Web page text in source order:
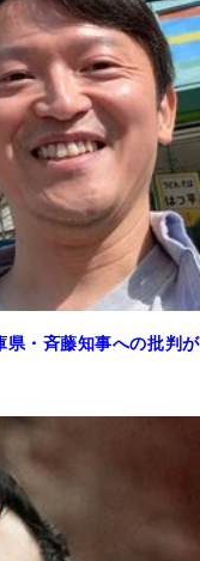
県・斉藤知事への批判が